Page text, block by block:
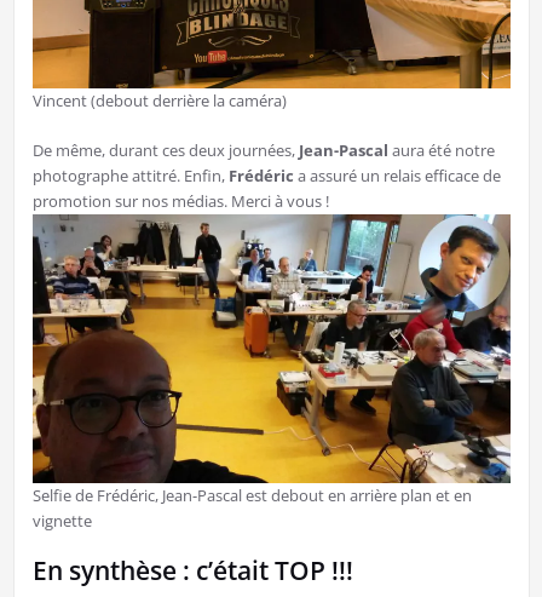
Vincent (debout derrière la caméra)
De même, durant ces deux journées, Jean-Pascal aura été notre
photographe attitré. Enfin, Frédéric a assuré un relais efficace de
promotion sur nos médias. Merci à vous !
Selfie de Frédéric, Jean-Pascal est debout en arrière plan et en
vignette
En synthèse : c’était TOP !!!